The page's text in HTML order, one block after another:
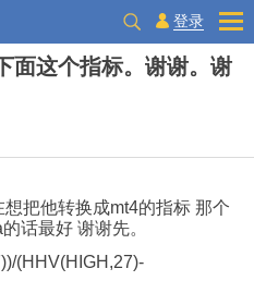
登录
面这个指标。谢谢。谢
把他转换成mt4的指标 那个
话最好 谢谢先。
(HHV(HIGH,27)-